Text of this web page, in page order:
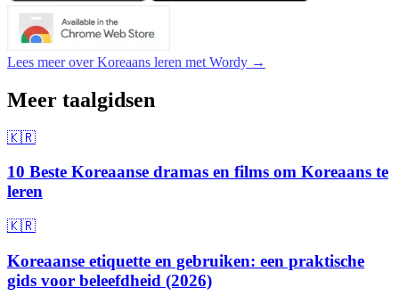
Lees meer over Koreaans leren met Wordy →
Meer taalgidsen
🇰🇷
10 Beste Koreaanse dramas en films om Koreaans te
leren
🇰🇷
Koreaanse etiquette en gebruiken: een praktische
gids voor beleefdheid (2026)